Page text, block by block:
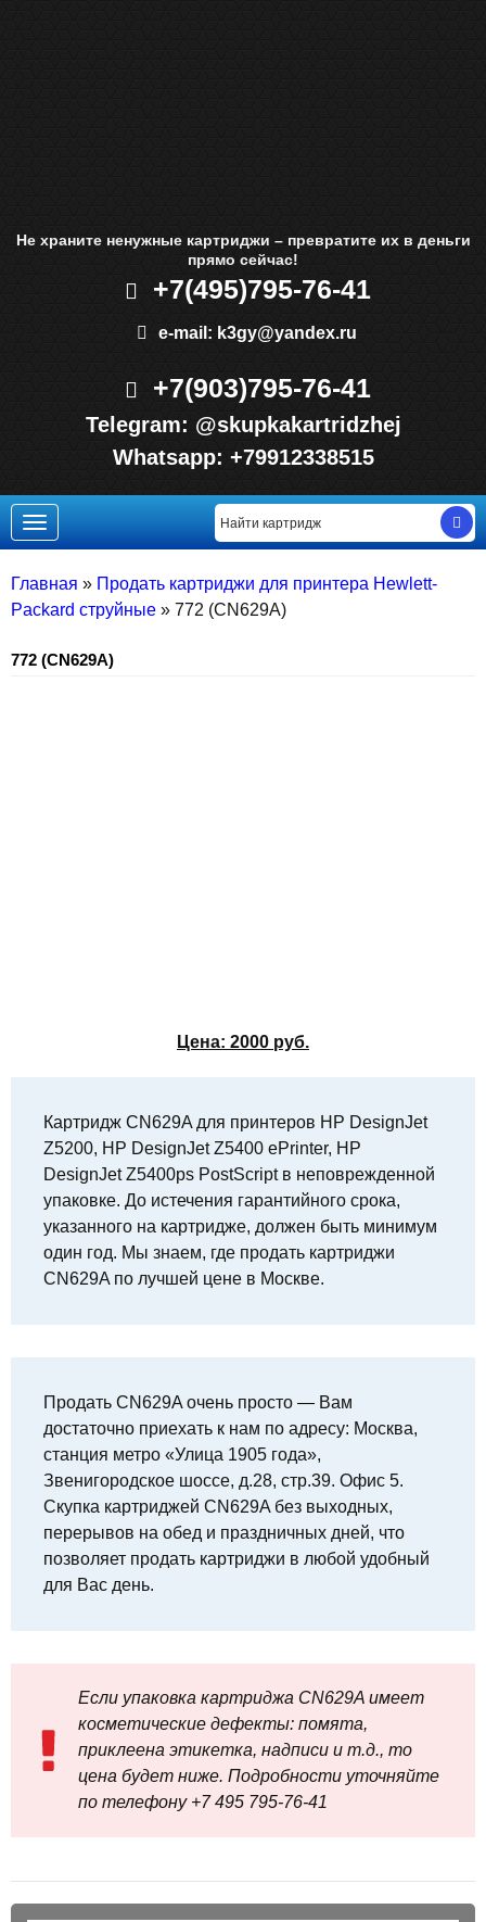
Не храните ненужные картриджи – превратите их в деньги
прямо сейчас!
+7(495)795-76-41
e-mail: k3gy@yandex.ru
+7(903)795-76-41
Telegram: @skupkakartridzhej
Whatsapp: +79912338515
Toggle
navigation
Главная » Продать картриджи для принтера Hewlett-
Packard струйные » 772 (CN629A)
772 (CN629A)
Цена: 2000 руб.
Картридж CN629A для принтеров HP DesignJet
Z5200, HP DesignJet Z5400 ePrinter, HP
DesignJet Z5400ps PostScript в неповрежденной
упаковке. До истечения гарантийного срока,
указанного на картридже, должен быть минимум
один год. Мы знаем, где продать картриджи
CN629A по лучшей цене в Москве.
Продать CN629A очень просто — Вам
достаточно приехать к нам по адресу: Москва,
станция метро «Улица 1905 года»,
Звенигородское шоссе, д.28, стр.39. Офис 5.
Скупка картриджей CN629A без выходных,
перерывов на обед и праздничных дней, что
позволяет продать картриджи в любой удобный
для Вас день.
Если упаковка картриджа CN629A имеет
косметические дефекты: помята,
приклеена этикетка, надписи и т.д., то
цена будет ниже. Подробности уточняйте
по телефону +7 495 795‑76-41